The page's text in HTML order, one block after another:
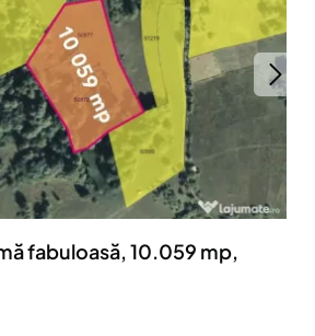
profesionale
Vehicule
fabuloasă, 10.059 mp,